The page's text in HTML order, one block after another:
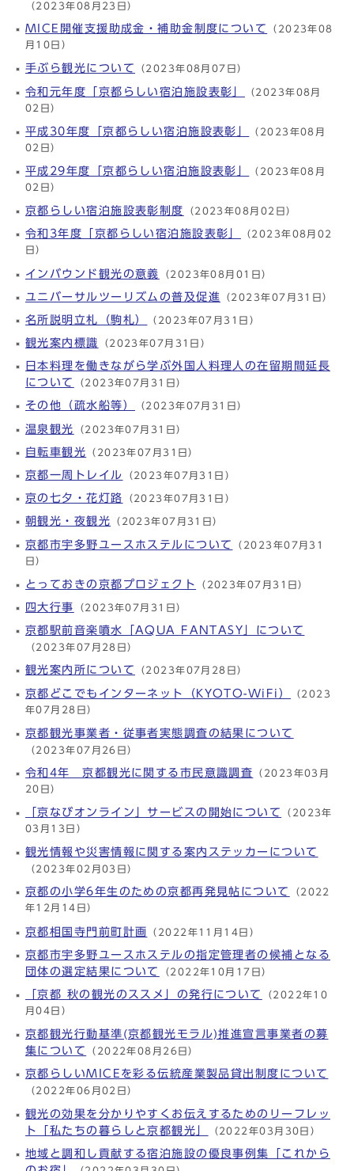
（2023年08月23日）
MICE開催支援助成金・補助金制度について （2023年08
月10日）
手ぶら観光について
（2023年08月07日）
令和元年度「京都らしい宿泊施設表彰」 （2023年08月
02日）
平成30年度「京都らしい宿泊施設表彰」
（2023年08月
02日）
平成29年度「京都らしい宿泊施設表彰」
（2023年08月
02日）
京都らしい宿泊施設表彰制度
（2023年08月02日）
令和3年度「京都らしい宿泊施設表彰」 （2023年08月02
日）
インバウンド観光の意義
（2023年08月01日）
ユニバーサルツーリズムの普及促進 （2023年07月31日）
名所説明立札（駒札） （2023年07月31日）
観光案内標識 （2023年07月31日）
日本料理を働きながら学ぶ外国人料理人の在留期間延長
について
（2023年07月31日）
その他（疏水船等） （2023年07月31日）
温泉観光 （2023年07月31日）
自転車観光 （2023年07月31日）
京都一周トレイル （2023年07月31日）
京の七夕・花灯路 （2023年07月31日）
朝観光・夜観光 （2023年07月31日）
京都市宇多野ユースホステルについて （2023年07月31
日）
とっておきの京都プロジェクト
（2023年07月31日）
四大行事 （2023年07月31日）
京都駅前音楽噴水「AQUA FANTASY」について
（2023年07月28日）
観光案内所について （2023年07月28日）
京都どこでもインターネット（KYOTO-WiFi） （2023
年07月28日）
京都観光事業者・従事者実態調査の結果について
（2023年07月26日）
令和4年 京都観光に関する市民意識調査 （2023年03月
20日）
「京なびオンライン」サービスの開始について
（2023年
03月13日）
観光情報や災害情報に関する案内ステッカーについて
（2023年02月03日）
京都の小学6年生のための京都再発見帖について （2022
年12月14日）
京都相国寺門前町計画
（2022年11月14日）
京都市宇多野ユースホステルの指定管理者の候補となる
団体の選定結果について
（2022年10月17日）
「京都 秋の観光のススメ」の発行について （2022年10
月04日）
京都観光行動基準(京都観光モラル)推進宣言事業者の募
集について
（2022年08月26日）
京都らしいMICEを彩る伝統産業製品貸出制度について
（2022年06月02日）
観光の効果を分かりやすくお伝えするためのリーフレッ
ト「私たちの暮らしと京都観光」
（2022年03月30日）
地域と調和し貢献する宿泊施設の優良事例集「これから